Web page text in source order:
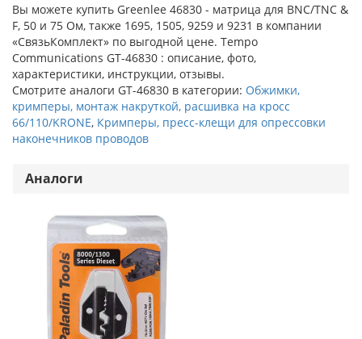
Вы можете купить Greenlee 46830 - матрица для BNC/TNC &
F, 50 и 75 Ом, также 1695, 1505, 9259 и 9231 в компании
«СвязьКомплект» по выгодной цене. Tempo
Communications GT-46830 : описание, фото,
характеристики, инструкции, отзывы.
Смотрите аналоги GT-46830 в категории: Обжимки,
кримперы, монтаж накруткой, расшивка на кросс
66/110/KRONE, Кримперы, пресс-клещи для опрессовки
наконечников проводов
Аналоги